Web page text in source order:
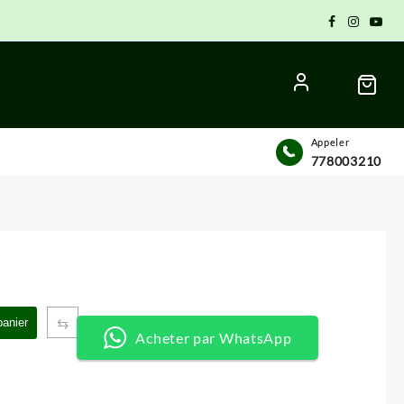
Appeler
778003210
⇆
Acheter par WhatsApp